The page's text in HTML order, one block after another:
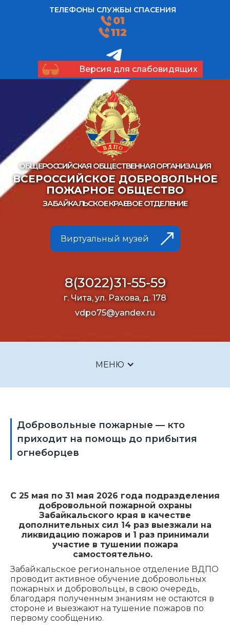
ТЕЛЕФОНЫ СЛУЖБЫ СПАСЕНИЯ
01
112
Версия для слабовидящих
ОБЩЕРОССИЙСКАЯ ОБЩЕСТВЕННАЯ ОРГАНИЗАЦИЯ
ВСЕРОССИЙСКОЕ ДОБРОВОЛЬНОЕ
ПОЖАРНОЕ ОБЩЕСТВО
ЗАБАЙКАЛЬСКОЕ КРАЕВОЕ ОТДЕЛЕНИЕ
Виртуальный музей
8(3022)31-55-59
г. Чита, ул. Рахова, д. 178
vdpo75@yandex.ru
МЕНЮ
Добровольные пожарные — кто
приходит на помощь до прибытия
огнеборцев
С 25 мая по 31 мая 2026 года подразделения
добровольной пожарной охраны
Забайкальского края в качестве
дополнительных сил 14 раз выезжали на
ликвидацию пожаров и 1 раз принимали
участие в тушении пожара
самостоятельно.
Забайкальское региональное отделение ВДПО
проводит активное обучение добровольных
пожарных и добровольцы, в свою очередь,
благодаря полученным знаниям не остаются в
стороне и выезжают на тушение пожаров по
первому сообщению.